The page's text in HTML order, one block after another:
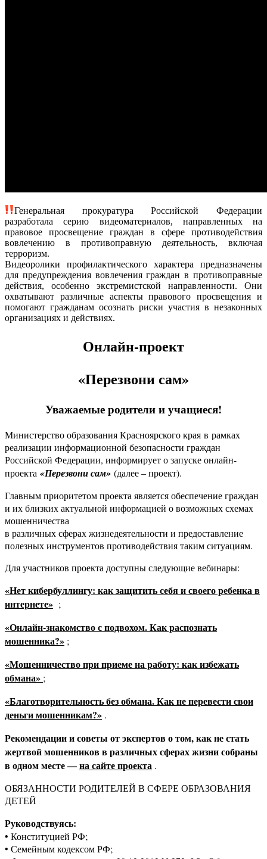
Генеральная прокуратура Российской Федерации
разработала серию видеоматериалов, направленных на
правовое просвещение граждан в сфере противодействия
вовлечению в противоправную деятельность, включая
терроризм.
Видеоролики профилактического характера предназначены
для предупреждения вовлечения граждан в противоправные
действия, особенно экстремистской направленности. Они
охватывают различные аспекты правового просвещения и
помогают гражданам осознать риски участия в незаконных
организациях и действиях.
Онлайн-проект
«Перезвони сам»
Уважаемые родители и учащиеся!
Министерство образования Красноярского края в рамках
реализации информационной безопасности граждан
Российской Федерации, информирует о запуске онлайн-
проекта «Перезвони сам» (далее – проект).
Главным приоритетом проекта является обеспечение граждан
и их близких актуальной информацией о возможных схемах
мошенничества
в различных сферах жизнедеятельности и предоставление
полезных инструментов противодействия таким ситуациям.
Для участников проекта доступны следующие вебинары:
«Нет кибербуллингу: как защитить себя и своего ребенка в
интернете» ;
«Онлайн-знакомство с подвохом. Как распознать
мошенника?» ;
«Мошенничество при приеме на работу: как избежать
обмана» ;
«Благотворительность без обмана. Как не перевести свои
деньги мошенникам?» .
Рекомендации и советы от экспертов о том, как не стать
жертвой мошенников в различных сферах жизни собраны
в одном месте —на сайте проекта .
ОБЯЗАННОСТИ РОДИТЕЛЕЙ В СФЕРЕ ОБРАЗОВАНИЯ
ДЕТЕЙ
Руководствуясь:
• Конституцией РФ;
• Семейным кодексом РФ;